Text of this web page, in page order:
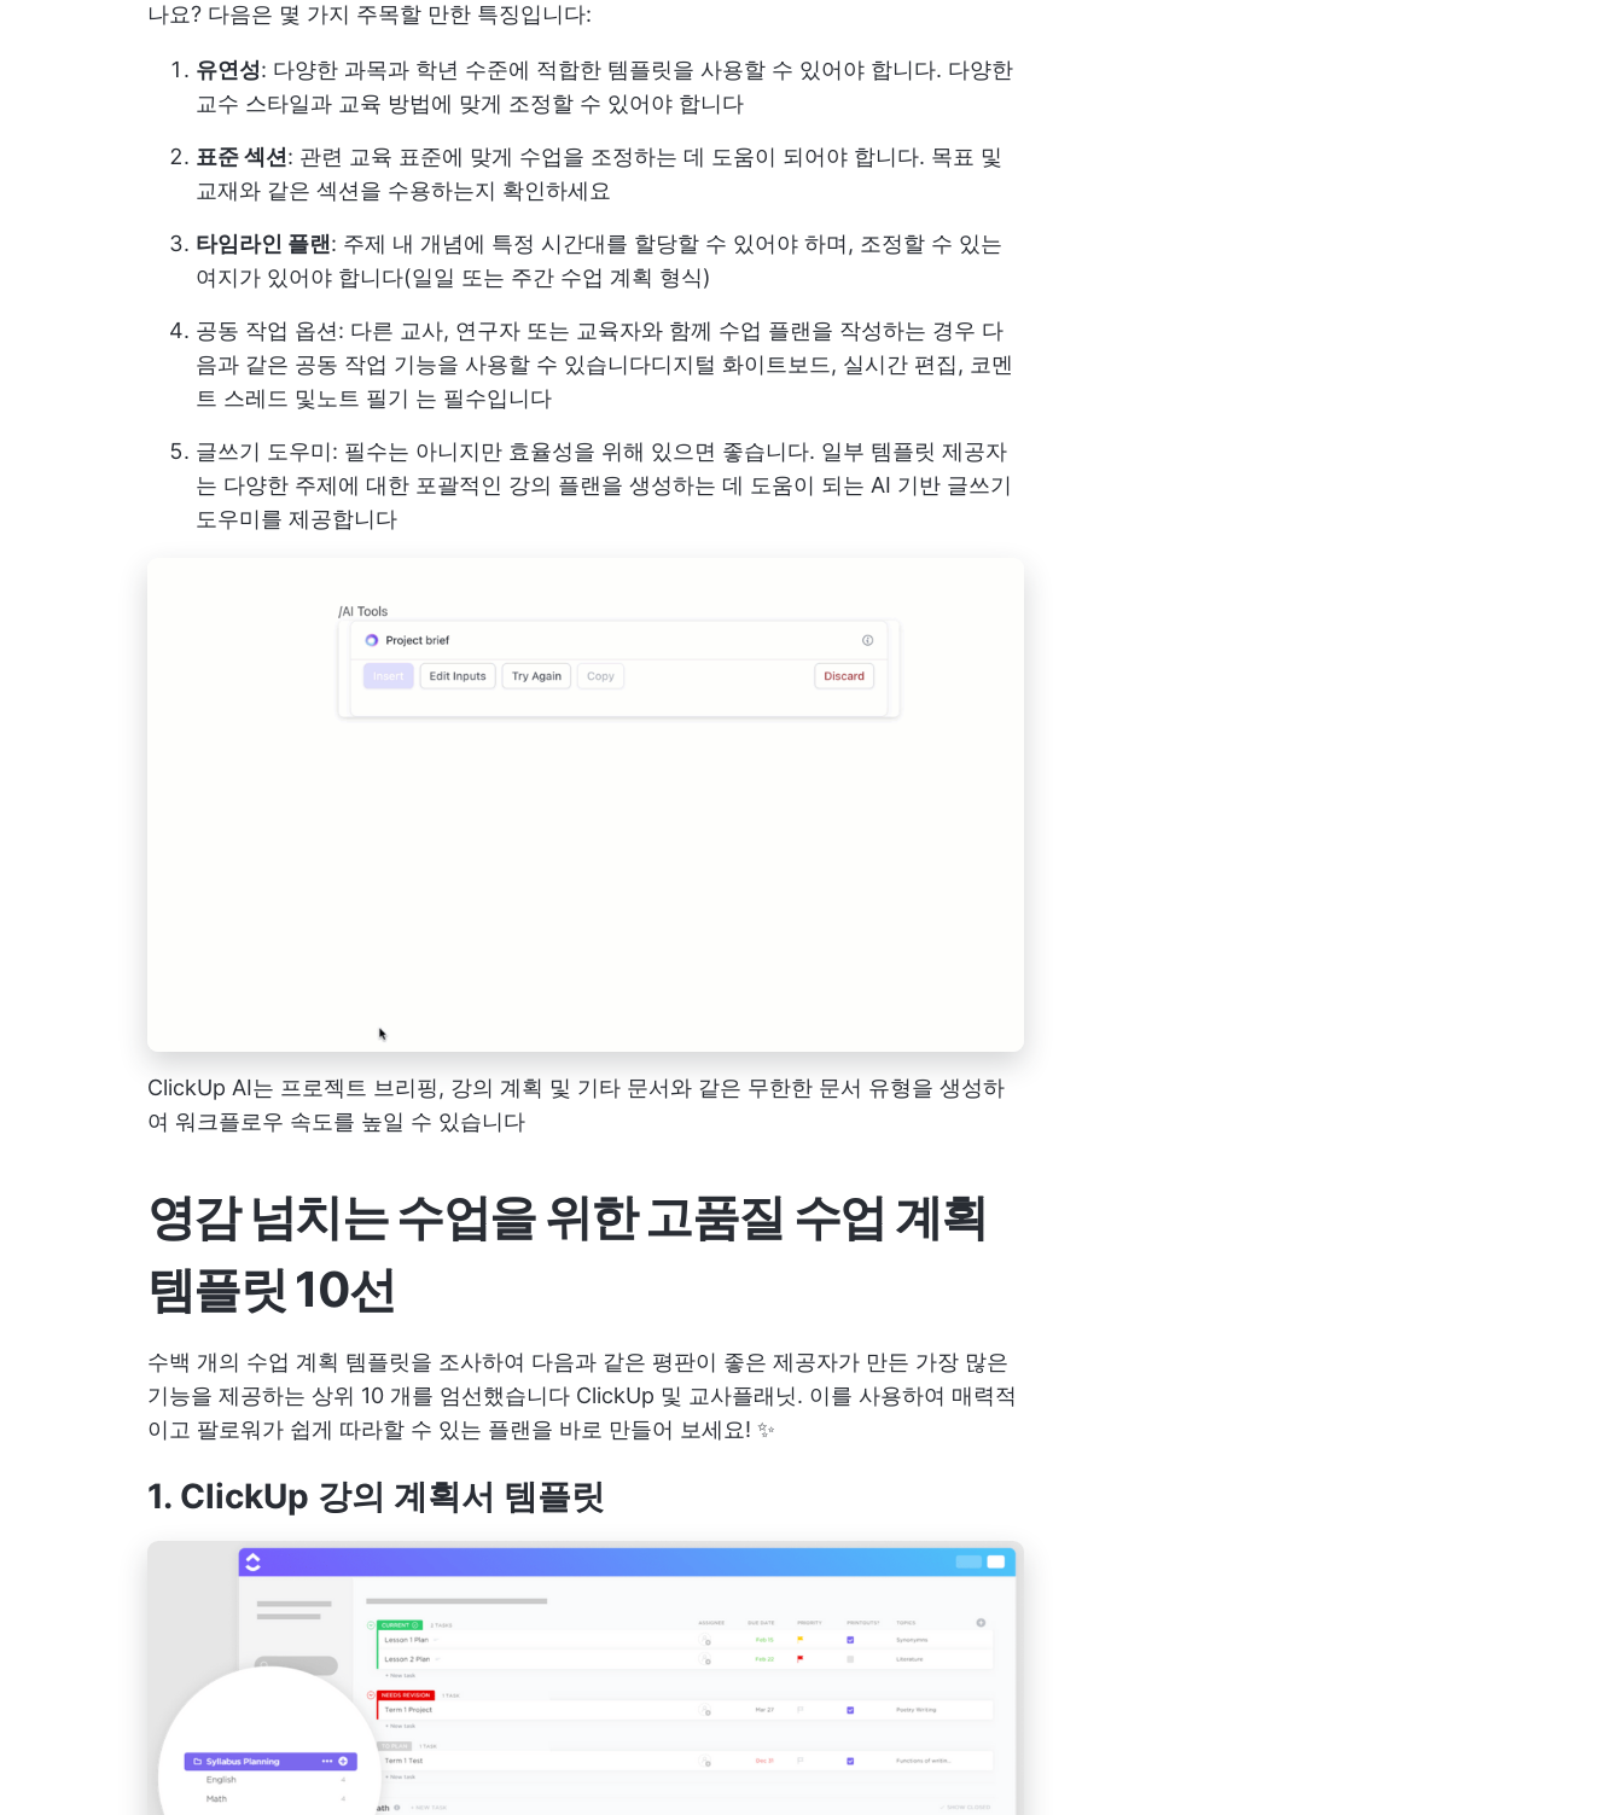
나요? 다음은 몇 가지 주목할 만한 특징입니다:
유연성: 다양한 과목과 학년 수준에 적합한 템플릿을 사용할 수 있어야 합니다. 다양한
교수 스타일과 교육 방법에 맞게 조정할 수 있어야 합니다
표준 섹션: 관련 교육 표준에 맞게 수업을 조정하는 데 도움이 되어야 합니다. 목표 및
교재와 같은 섹션을 수용하는지 확인하세요
타임라인 플랜: 주제 내 개념에 특정 시간대를 할당할 수 있어야 하며, 조정할 수 있는
여지가 있어야 합니다(일일 또는 주간 수업 계획 형식)
공동 작업 옵션: 다른 교사, 연구자 또는 교육자와 함께 수업 플랜을 작성하는 경우 다
음과 같은 공동 작업 기능을 사용할 수 있습니다디지털 화이트보드, 실시간 편집, 코멘
트 스레드 및노트 필기 는 필수입니다
글쓰기 도우미: 필수는 아니지만 효율성을 위해 있으면 좋습니다. 일부 템플릿 제공자
는 다양한 주제에 대한 포괄적인 강의 플랜을 생성하는 데 도움이 되는 AI 기반 글쓰기
도우미를 제공합니다
ClickUp AI는 프로젝트 브리핑, 강의 계획 및 기타 문서와 같은 무한한 문서 유형을 생성하
여 워크플로우 속도를 높일 수 있습니다
영감 넘치는 수업을 위한 고품질 수업 계획
템플릿 10선
수백 개의 수업 계획 템플릿을 조사하여 다음과 같은 평판이 좋은 제공자가 만든 가장 많은
기능을 제공하는 상위 10 개를 엄선했습니다 ClickUp 및 교사플래닛. 이를 사용하여 매력적
이고 팔로워가 쉽게 따라할 수 있는 플랜을 바로 만들어 보세요! ✨
1. ClickUp 강의 계획서 템플릿